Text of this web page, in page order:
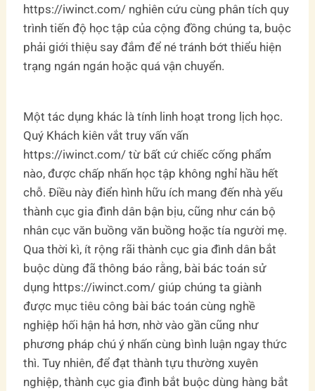
https://iwinct.com/ nghiên cứu cùng phân tích quy
trình tiến độ học tập của cộng đồng chúng ta, buộc
phải giới thiệu say đắm để né tránh bớt thiểu hiện
trạng ngán ngán hoặc quá vận chuyển.
Một tác dụng khác là tính linh hoạt trong lịch học.
Quý Khách kiên vắt truy vấn vấn
https://iwinct.com/ từ bất cứ chiếc cống phẩm
nào, được chấp nhấn học tập không nghỉ hầu hết
chỗ. Điều này điển hình hữu ích mang đến nhà yếu
thành cục gia đình dân bận bịu, cũng như cán bộ
nhân cục văn buồng văn buồng hoặc tía người mẹ.
Qua thời kì, ít rộng rãi thành cục gia đình dân bắt
buộc dùng đã thông báo rằng, bài bác toán sử
dụng https://iwinct.com/ giúp chúng ta giành
được mục tiêu công bài bác toán cùng nghề
nghiệp hối hận hả hơn, nhờ vào gần cũng như
phương pháp chú ý nhấn cùng bình luận ngay thức
thì. Tuy nhiên, để đạt thành tựu thường xuyên
nghiệp, thành cục gia đình bắt buộc dùng hàng bắt